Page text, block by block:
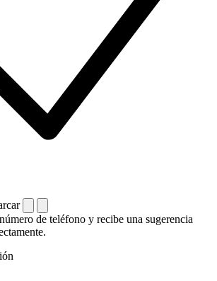
de teléfono y recibe una sugerencia